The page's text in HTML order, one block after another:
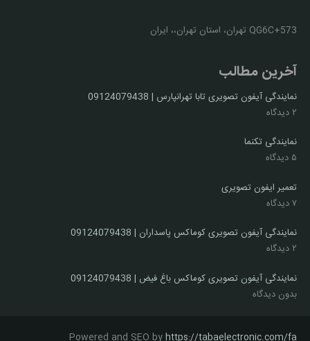
QG6C+573 تهران، استان تهران،، ایران
آخرین مطالب
نمایندگی آیفون تصویری تابا تهرانپارس | 09124079438
۲ دیدگاه
نمایندگی تکنما
۵ دیدگاه
تعمیر ایفون تصویری
۷ دیدگاه
نمایندگی آیفون تصویری کوماکس پاسداران | 09124079438
۲ دیدگاه
نمایندگی آیفون تصویری کوماکس باغ فیض | 09124079438
بدون دیدگاه
Powered and SEO byhttps://tabaelectronic.com/fa